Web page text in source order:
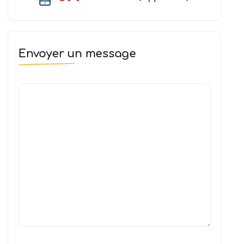
Envoyer un message